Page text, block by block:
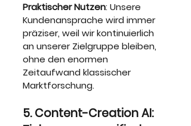
Praktischer Nutzen: Unsere
Kundenansprache wird immer
präziser, weil wir kontinuierlich
an unserer Zielgruppe bleiben,
ohne den enormen
Zeitaufwand klassischer
Marktforschung.
5. Content-Creation AI: